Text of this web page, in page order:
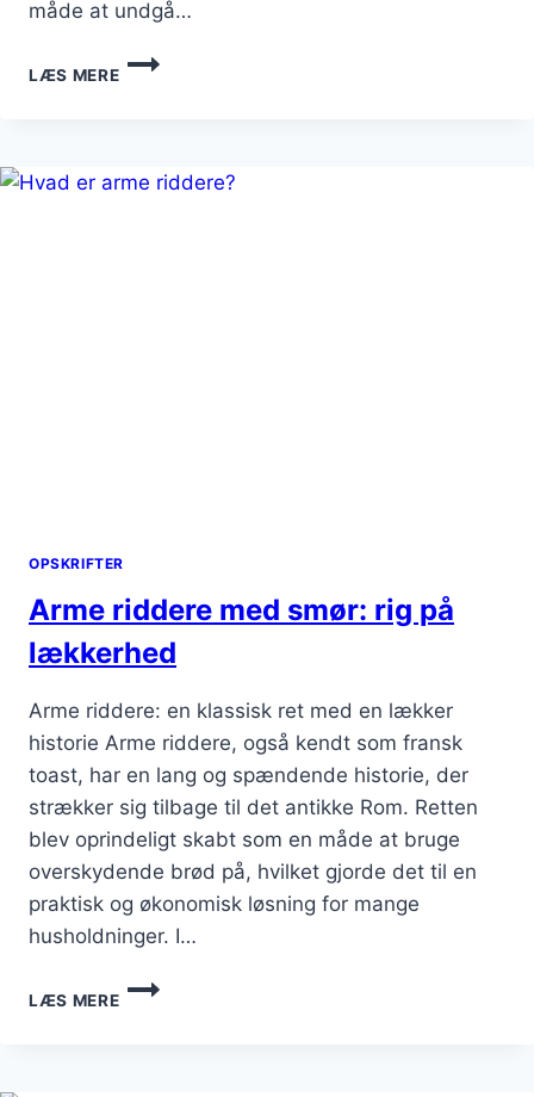
måde at undgå…
LÆS MERE
ARME
RIDDERE
NYDELSE
OPSKRIFTER
Arme riddere med smør: rig på
lækkerhed
Arme riddere: en klassisk ret med en lækker
historie Arme riddere, også kendt som fransk
toast, har en lang og spændende historie, der
strækker sig tilbage til det antikke Rom. Retten
blev oprindeligt skabt som en måde at bruge
overskydende brød på, hvilket gjorde det til en
praktisk og økonomisk løsning for mange
husholdninger. I…
LÆS MERE
ARME
RIDDERE